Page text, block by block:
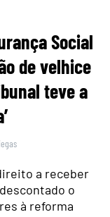
Social
de velhice
teve a
a receber
o
à reforma